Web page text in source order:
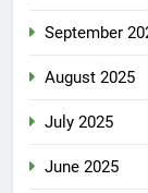
September
August 2025
July 2025
June 2025